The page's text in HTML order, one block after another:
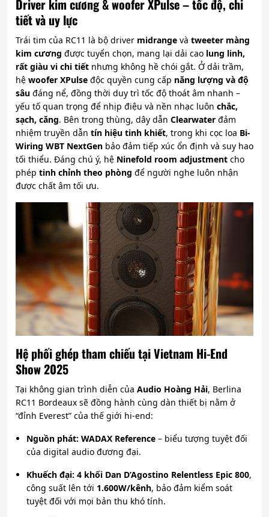
Driver kim cương & woofer XPulse – tốc độ, chi
tiết và uy lực
Trái tim của RC11 là bộ driver midrange và tweeter màng
kim cương được tuyển chọn, mang lại dải cao lung linh,
rất giàu vi chi tiết nhưng không hề chói gắt. Ở dải trầm,
hệ woofer XPulse độc quyền cung cấp năng lượng và độ
sâu đáng nể, đồng thời duy trì tốc độ thoát âm nhanh –
yếu tố quan trọng để nhịp điệu và nền nhạc luôn chắc,
sạch, căng. Bên trong thùng, dây dẫn Clearwater đảm
nhiệm truyền dẫn tín hiệu tinh khiết, trong khi cọc loa Bi-
Wiring WBT NextGen bảo đảm tiếp xúc ổn định và suy hao
tối thiểu. Đáng chú ý, hệ Ninefold room adjustment cho
phép tinh chỉnh theo phòng để người nghe luôn nhận
được chất âm tối ưu.
Hệ phối ghép tham chiếu tại Vietnam Hi-End
Show 2025
Tại không gian trình diễn của Audio Hoàng Hải, Berlina
RC11 Bordeaux sẽ đồng hành cùng dàn thiết bị nằm ở
“đỉnh Everest” của thế giới hi-end:
Nguồn phát: WADAX Reference – biểu tượng tuyệt đối
của digital audio đương đại.
Khuếch đại: 4 khối Dan D’Agostino Relentless Epic 800,
công suất lên tới 1.600W/kênh, bảo đảm kiểm soát
tuyệt đối với mọi bản thu khó tính.